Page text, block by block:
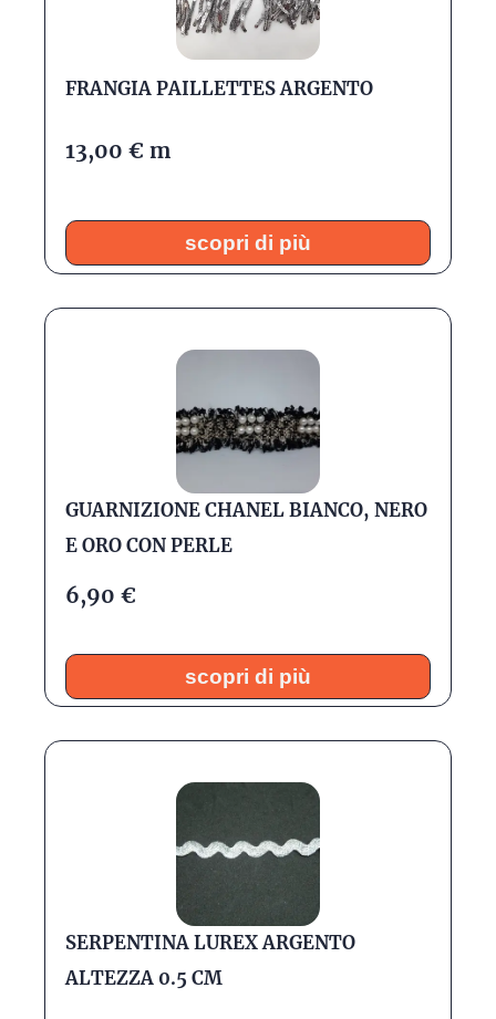
FRANGIA PAILLETTES ARGENTO
13,00€ m
scopri di più
GUARNIZIONE CHANEL BIANCO, NERO
E ORO CON PERLE
6,90€
scopri di più
SERPENTINA LUREX ARGENTO
ALTEZZA 0.5 CM